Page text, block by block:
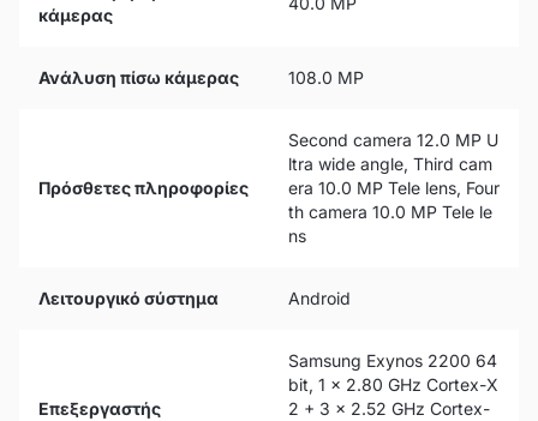
κάμερας
Ανάλυση πίσω κάμερας 108.0 MP
Πρόσθετες πληροφορίες
Second camera 12.0 MP U
ltra wide angle, Third cam
era 10.0 MP Tele lens, Four
th camera 10.0 MP Tele le
ns
Λειτουργικό σύστημα Android
Επεξεργαστής
Samsung Exynos 2200 64
bit, 1 x 2.80 GHz Cortex-X
2 + 3 x 2.52 GHz Cortex-